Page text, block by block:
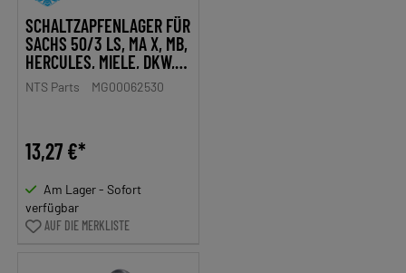
SCHALTZAPFENLAGER FÜR
SACHS 50/3 LS, MA X, MB,
HERCULES, MIELE, DKW,
RIXE
NTS Parts MG00062530
13,27 €*
Am Lager - Sofort
verfügbar
AUF DIE MERKLISTE